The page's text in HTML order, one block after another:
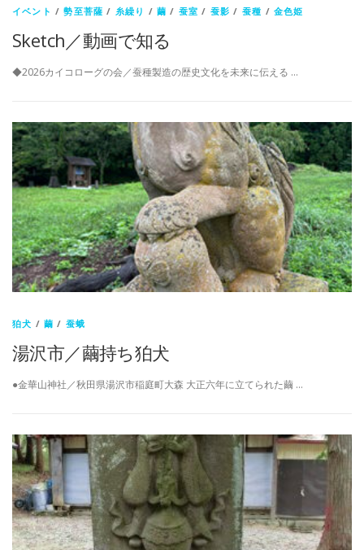
イベント /勢至菩薩 / 糸繰り /繭 / 蚕室 / 蚕影 / 蚕種 / 金色姫
Sketch／動画で知る
◆2026カイコローグの会／蚕種製造の歴史文化を未来に伝える …
狛犬 /繭 / 蚕蛾
湯沢市／繭持ち狛犬
●金華山神社／秋田県湯沢市稲庭町大森 大正六年に立てられた繭 …